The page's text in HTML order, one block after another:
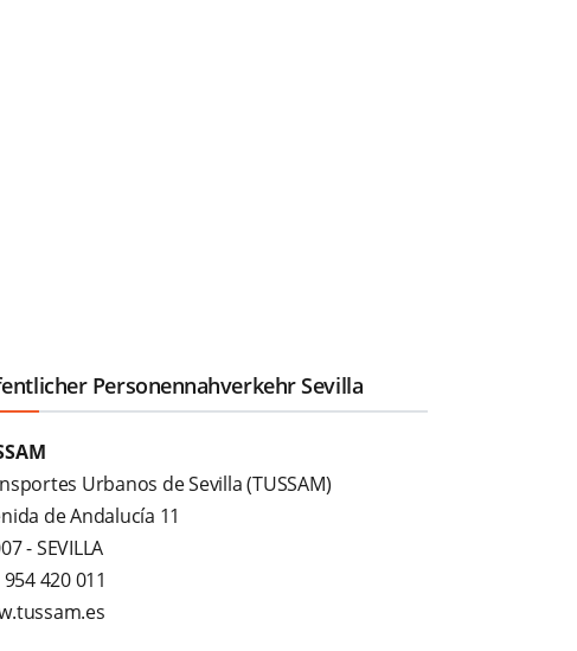
Personennahverkehr Sevilla
Urbanos de Sevilla (TUSSAM)
de Andalucía 11
- SEVILLA
420 011